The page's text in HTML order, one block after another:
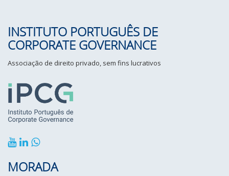
INSTITUTO PORTUGUÊS DE
CORPORATE GOVERNANCE
Associação de direito privado, sem fins lucrativos
MORADA